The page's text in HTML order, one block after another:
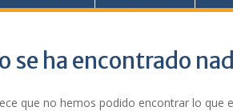
se ha encontrado
que no hemos podido encontrar lo que